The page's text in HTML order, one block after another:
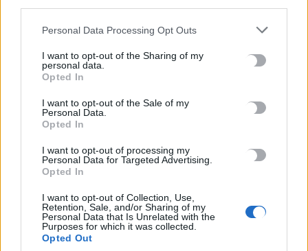
Personal Data Processing Opt Outs
I want to opt-out of the Sharing of my
personal data.
Opted In
I want to opt-out of the Sale of my
Personal Data.
Opted In
I want to opt-out of processing my
Personal Data for Targeted Advertising.
Opted In
I want to opt-out of Collection, Use,
Retention, Sale, and/or Sharing of my
Personal Data that Is Unrelated with the
Purposes for which it was collected.
Opted Out
Οι 25 χώρες με τον πιο γερασμένο πληθυσμό στον κόσμο -Σε
9 Αυγούστου, 2026
Ελικόπτερο προσγειώθηκε στο Σαρακήνικο της Μήλου, για να
κάνουν μπάνιο οι επιβάτες του
Στο «κόκκινο» η Μέση Ανατολή: Οι Χούθι χτύπησαν
9 Αυγούστου, 2026
Κίνα: Προ των πυλών ο τυφώνας Dolphin στην ανατολική